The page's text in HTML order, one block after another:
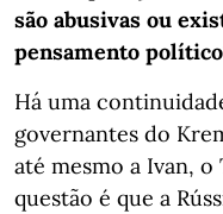
são abusivas ou
pensamento
Há uma
governantes do
até mesmo a Ivan,
questão é que a